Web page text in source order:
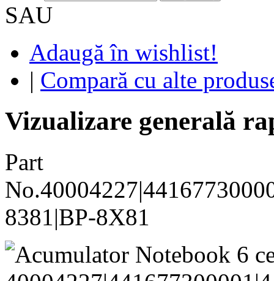
SAU
Adaugă în wishlist!
| Compară cu alte
Vizualizare generală
Part
8381|BP-8X81